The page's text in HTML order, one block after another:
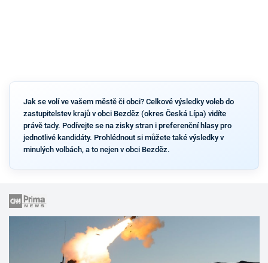
Jak se volí ve vašem městě či obci? Celkové výsledky voleb do
zastupitelstev krajů v obci Bezděz (okres Česká Lípa) vidíte
právě tady. Podívejte se na zisky stran i preferenční hlasy pro
jednotlivé kandidáty. Prohlédnout si můžete také výsledky v
minulých volbách, a to nejen v obci Bezděz.